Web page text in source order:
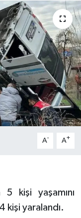
A- A+
kişi yaşamını
kişi yaralandı.